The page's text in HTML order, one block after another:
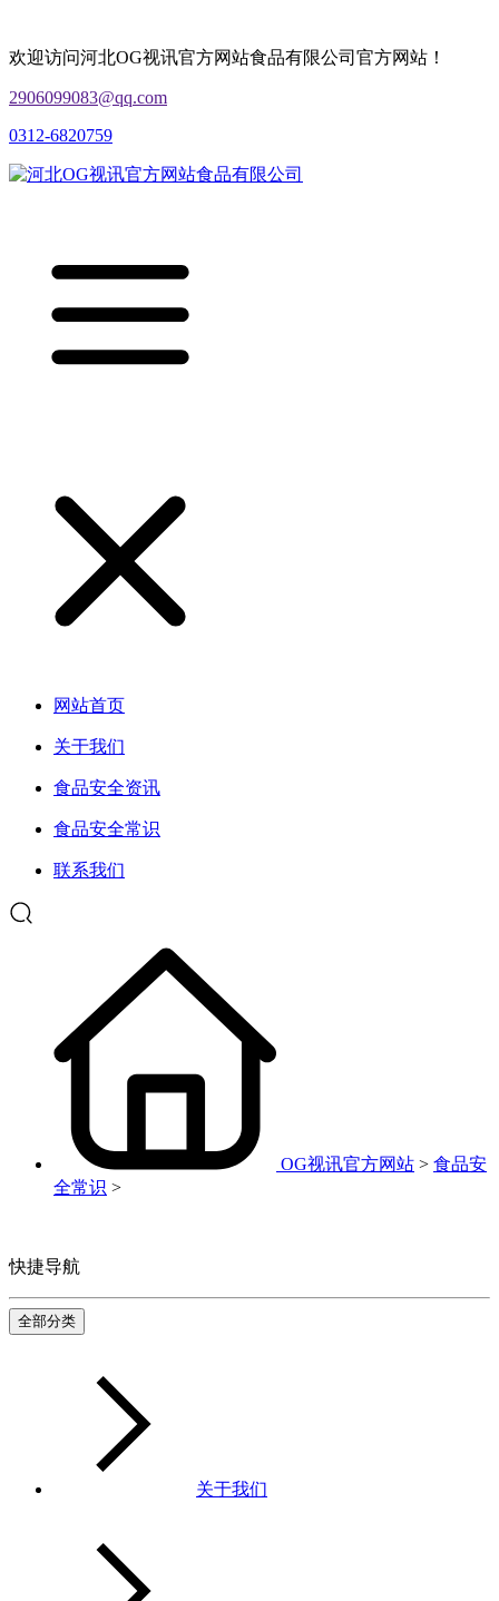
欢迎访问河北OG视讯官方网站食品有限公司官方网站！
2906099083@qq.com
0312-6820759
网站首页
关于我们
食品安全资讯
食品安全常识
联系我们
OG视讯官方网站 > 食品安
全常识 >
快捷导航
全部分类
关于我们